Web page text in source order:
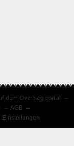
dem Overblog portal
AGB
Einstellungen